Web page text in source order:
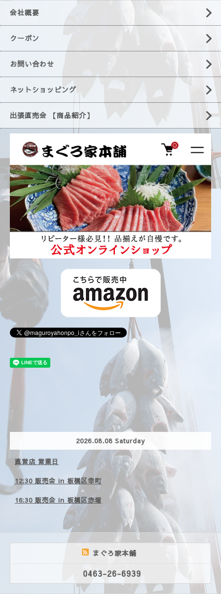
会社概要
クーポン
お問い合わせ
ネットショッピング
出張直売会 【商品紹介】
2026.08.08 Saturday
直営店 営業日
12:30 販売会 in 板橋区幸町
16:30 販売会 in 板橋区赤塚
まぐろ家本舗
0463-26-6939